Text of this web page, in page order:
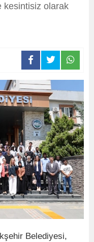
kesintisiz olarak
Belediyesi,